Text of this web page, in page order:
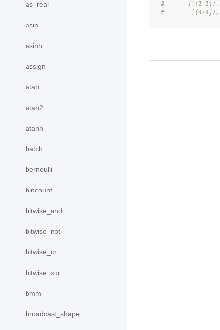
as_real
asin
asinh
assign
atan
atan2
atanh
batch
bernoulli
bincount
bitwise_and
bitwise_not
bitwise_or
bitwise_xor
bmm
broadcast_shape
#       [[(1-1j),
#        [(4-4j),